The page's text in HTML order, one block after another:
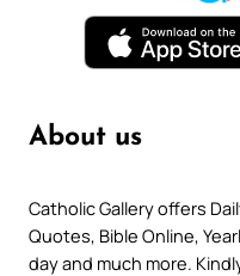
About us
Catholic Gallery offers
Quotes, Bible Online,
day and much more.